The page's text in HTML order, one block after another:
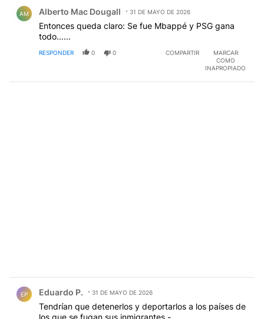
AM Alberto Mac Dougall 31 DE MAYO DE 2026
Entonces queda claro: Se fue Mbappé y PSG gana
todo......
RESPONDER 0 0 COMPARTIR
MARCAR
COMO
INAPROPIADO
EP Eduardo P. 31 DE MAYO DE 2026
Tendrían que detenerlos y deportarlos a los países de